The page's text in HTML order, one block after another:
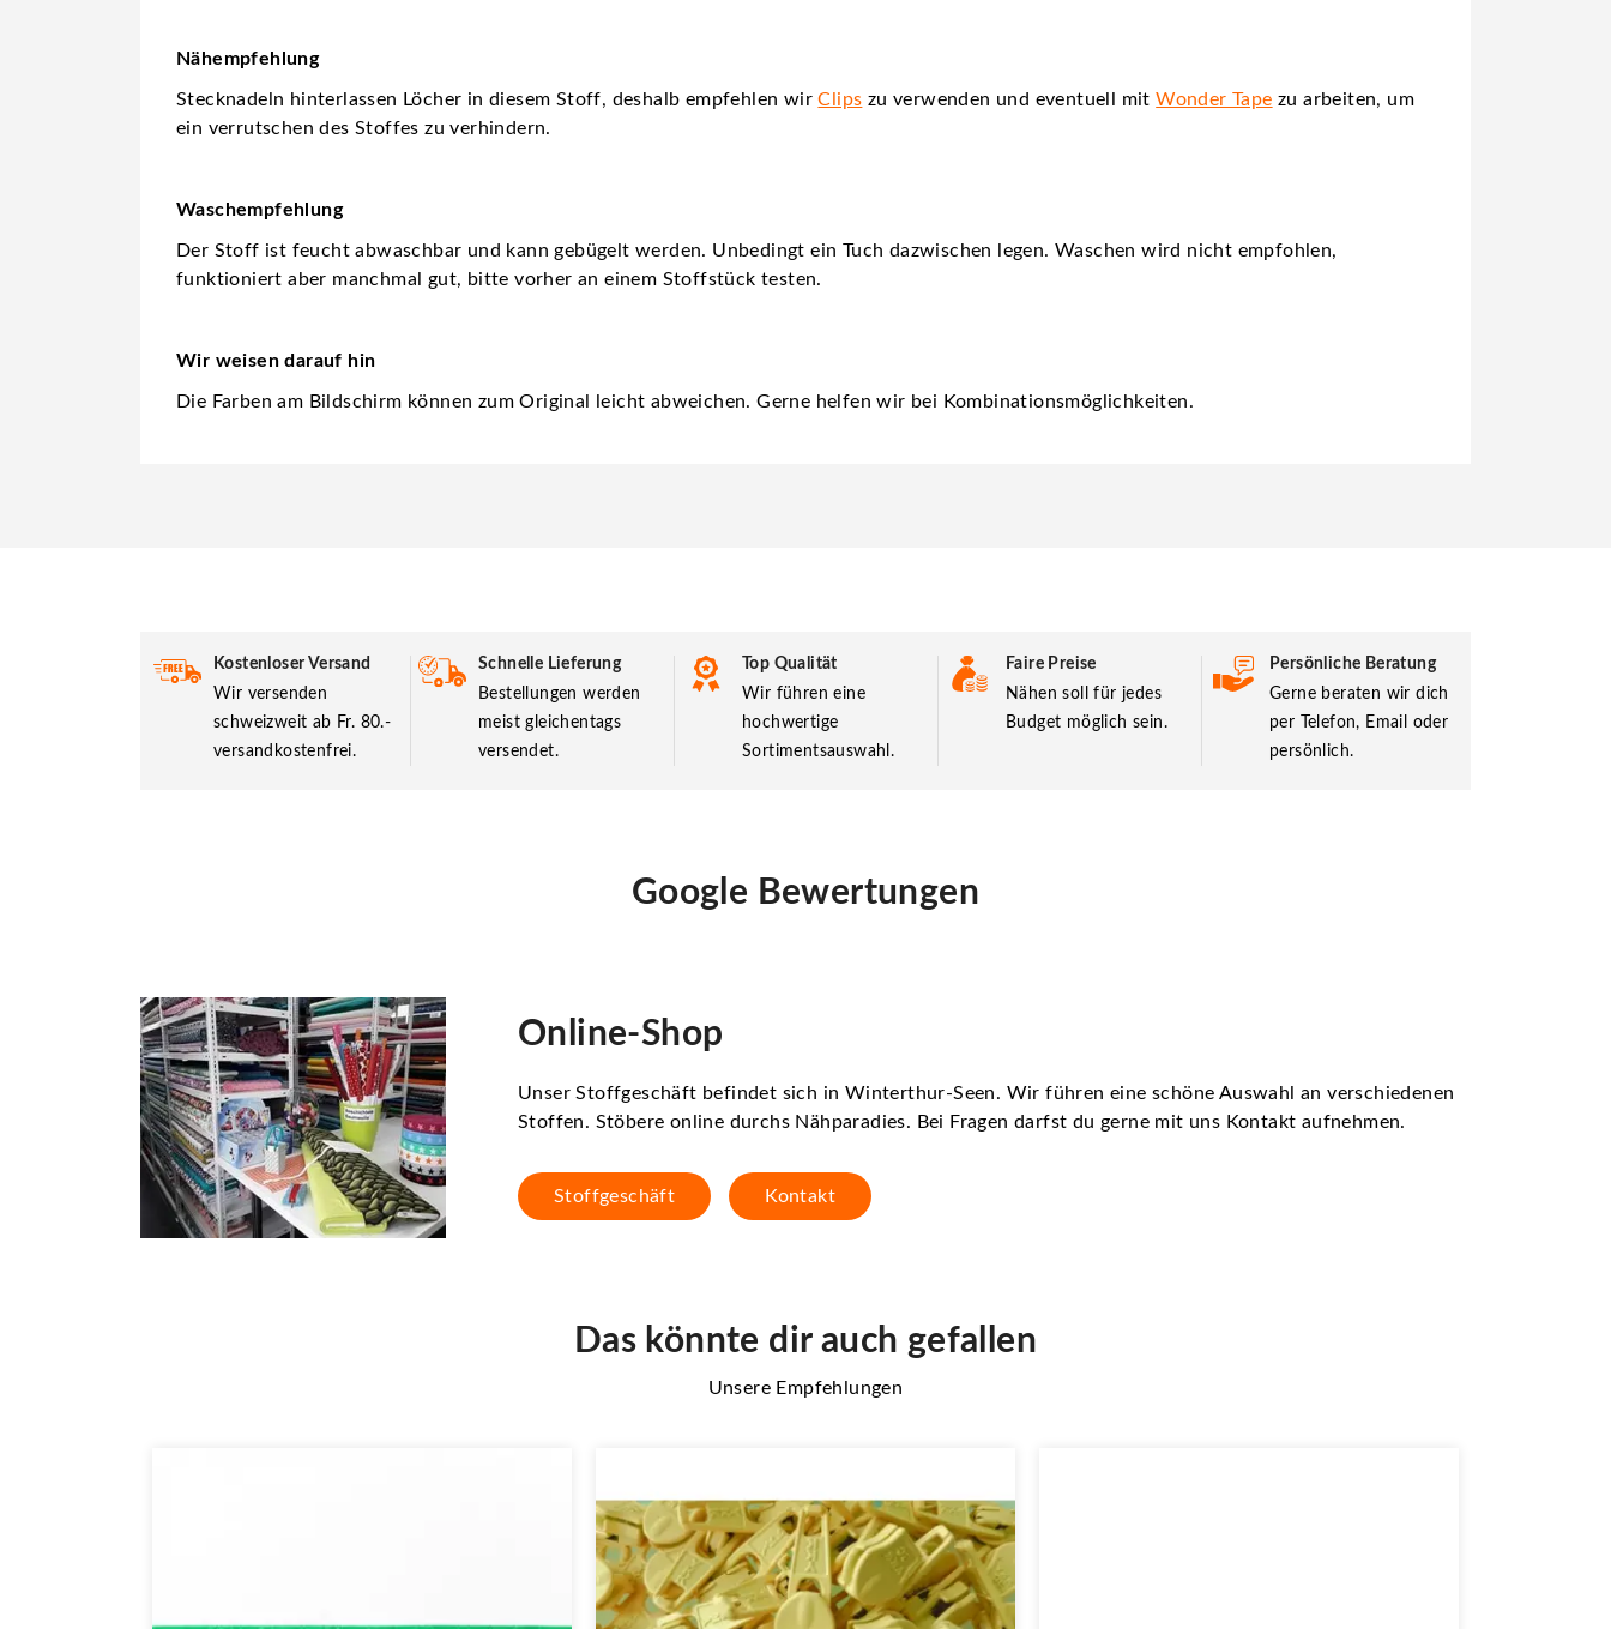
Nähempfehlung
Stecknadeln hinterlassen Löcher in diesem Stoff, deshalb empfehlen wirClips zu verwenden und eventuell mitWonder Tape zu arbeiten, um
ein verrutschen des Stoffes zu verhindern.
Waschempfehlung
Der Stoff ist feucht abwaschbar und kann gebügelt werden. Unbedingt ein Tuch dazwischen legen. Waschen wird nicht empfohlen,
funktioniert aber manchmal gut, bitte vorher an einem Stoffstück testen.
Wir weisen darauf hin
Die Farben am Bildschirm können zum Original leicht abweichen. Gerne helfen wir bei Kombinationsmöglichkeiten.
Kostenloser Versand
Wir versenden
schweizweit ab Fr. 80.-
versandkostenfrei.
Schnelle Lieferung
Bestellungen werden
meist gleichentags
versendet.
Top Qualität
Wir führen eine
hochwertige
Sortimentsauswahl.
Faire Preise
Nähen soll für jedes
Budget möglich sein.
Persönliche Beratung
Gerne beraten wir dich
per Telefon, Email oder
persönlich.
Google Bewertungen
Online-Shop
Unser Stoffgeschäft befindet sich in Winterthur-Seen. Wir führen eine schöne Auswahl an verschiedenen
Stoffen. Stöbere online durchs Nähparadies. Bei Fragen darfst du gerne mit uns Kontakt aufnehmen.
Stoffgeschäft Kontakt
Das könnte dir auch gefallen
Unsere Empfehlungen